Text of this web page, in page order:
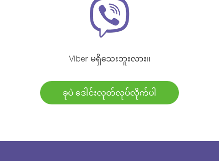
Viber မရှိသေးဘူးလား။
ခုပဲ ဒေါင်းလုတ်လုပ်လိုက်ပါ